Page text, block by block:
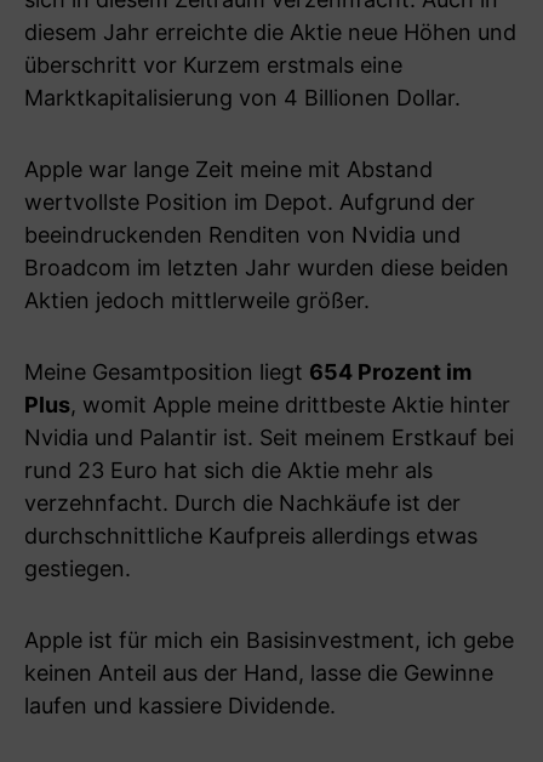
diesem Jahr erreichte die Aktie neue Höhen und
überschritt vor Kurzem erstmals eine
Marktkapitalisierung von 4 Billionen Dollar.
Apple war lange Zeit meine mit Abstand
wertvollste Position im Depot. Aufgrund der
beeindruckenden Renditen von Nvidia und
Broadcom im letzten Jahr wurden diese beiden
Aktien jedoch mittlerweile größer.
Meine Gesamtposition liegt 654 Prozent im
Plus, womit Apple meine drittbeste Aktie hinter
Nvidia und Palantir ist. Seit meinem Erstkauf bei
rund 23 Euro hat sich die Aktie mehr als
verzehnfacht. Durch die Nachkäufe ist der
durchschnittliche Kaufpreis allerdings etwas
gestiegen.
Apple ist für mich ein Basisinvestment, ich gebe
keinen Anteil aus der Hand, lasse die Gewinne
laufen und kassiere Dividende.